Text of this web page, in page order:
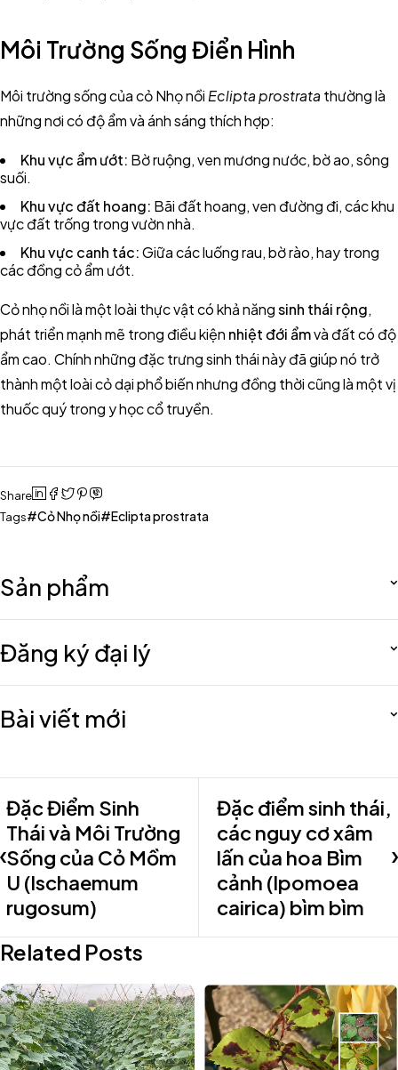
Môi Trường Sống Điển Hình
Môi trường sống của cỏ Nhọ nồi Eclipta prostratathường là
những nơi có độ ẩm và ánh sáng thích hợp:
Khu vực ẩm ướt: Bờ ruộng, ven mương nước, bờ ao, sông
suối.
Khu vực đất hoang: Bãi đất hoang, ven đường đi, các khu
vực đất trống trong vườn nhà.
Khu vực canh tác:Giữa các luống rau, bờ rào, hay trong
các đồng cỏ ẩm ướt.
Cỏ nhọ nồi là một loài thực vật có khả năngsinh thái rộng,
phát triển mạnh mẽ trong điều kiện nhiệt đới ẩmvà đất có độ
ẩm cao. Chính những đặc trưng sinh thái này đã giúp nó trở
thành một loài cỏ dại phổ biến nhưng đồng thời cũng là một vị
thuốc quý trong y học cổ truyền.
Share
Tags
Cỏ Nhọ nồi Eclipta prostrata
Sản phẩm
Đăng ký đại lý
Bài viết mới
Đặc Điểm Sinh
Thái và Môi Trường
Sống của Cỏ Mồm
U (Ischaemum
rugosum)
Đặc điểm sinh thái,
các nguy cơ xâm
lấn của hoa Bìm
cảnh (Ipomoea
cairica) bìm bìm
Related Posts